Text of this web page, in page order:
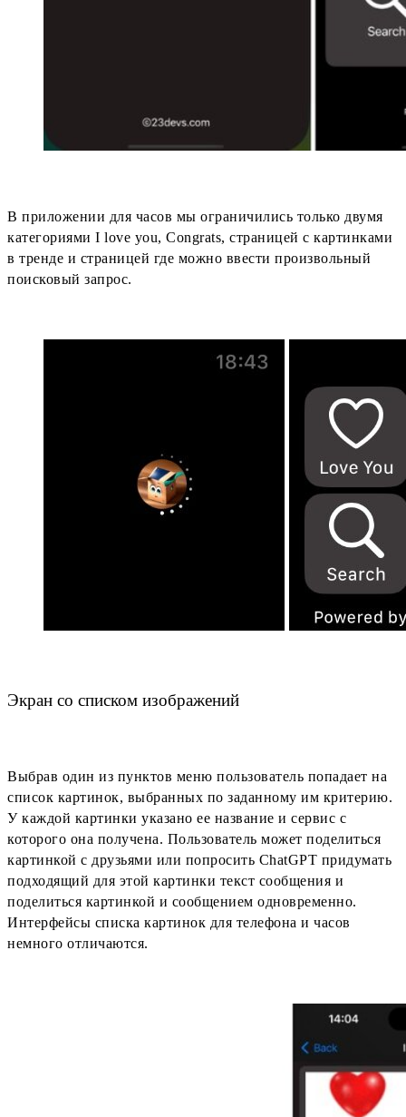
В приложении для часов мы ограничились только двумя
категориями I love you, Congrats, страницей с картинками
в тренде и страницей где можно ввести произвольный
поисковый запрос.
Экран со списком изображений
Выбрав один из пунктов меню пользователь попадает на
список картинок, выбранных по заданному им критерию.
У каждой картинки указано ее название и сервис с
которого она получена. Пользователь может поделиться
картинкой с друзьями или попросить ChatGPT придумать
подходящий для этой картинки текст сообщения и
поделиться картинкой и сообщением одновременно.
Интерфейсы списка картинок для телефона и часов
немного отличаются.